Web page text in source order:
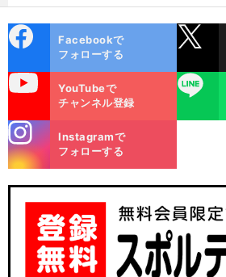
ok
Facebookで
フォローする
YouTubeで
チャンネル登録
LINE
m
Instagramで
フォローする